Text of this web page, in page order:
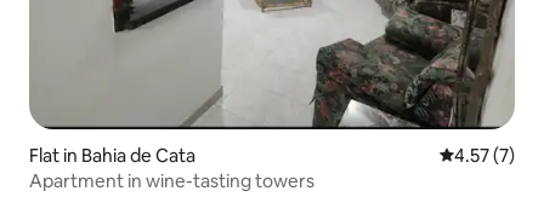
Flat in Bahia de Cata 4.57 out of
4.57 (7)
Apartment in wine-tasting towers